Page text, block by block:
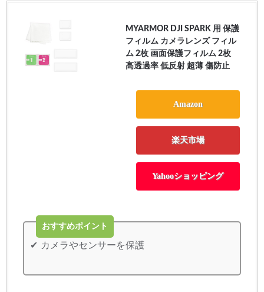
MYARMOR DJI SPARK 用 保護
フィルム カメラレンズ フィル
ム 2枚 画面保護フィルム 2枚
高透過率 低反射 超薄 傷防止
Amazon
楽天市場
Yahooショッピング
おすすめポイント
カメラやセンサーを保護